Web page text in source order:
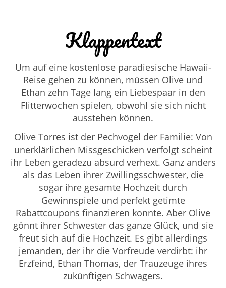
Klappentext
Um auf eine kostenlose paradiesische Hawaii-
Reise gehen zu können, müssen Olive und
Ethan zehn Tage lang ein Liebespaar in den
Flitterwochen spielen, obwohl sie sich nicht
ausstehen können.
Olive Torres ist der Pechvogel der Familie: Von
unerklärlichen Missgeschicken verfolgt scheint
ihr Leben geradezu absurd verhext. Ganz anders
als das Leben ihrer Zwillingsschwester, die
sogar ihre gesamte Hochzeit durch
Gewinnspiele und perfekt getimte
Rabattcoupons finanzieren konnte. Aber Olive
gönnt ihrer Schwester das ganze Glück, und sie
freut sich auf die Hochzeit. Es gibt allerdings
jemanden, der ihr die Vorfreude verdirbt: ihr
Erzfeind, Ethan Thomas, der Trauzeuge ihres
zukünftigen Schwagers.